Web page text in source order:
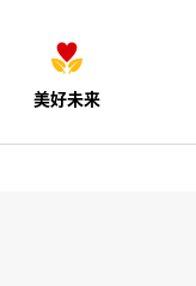
美好未来